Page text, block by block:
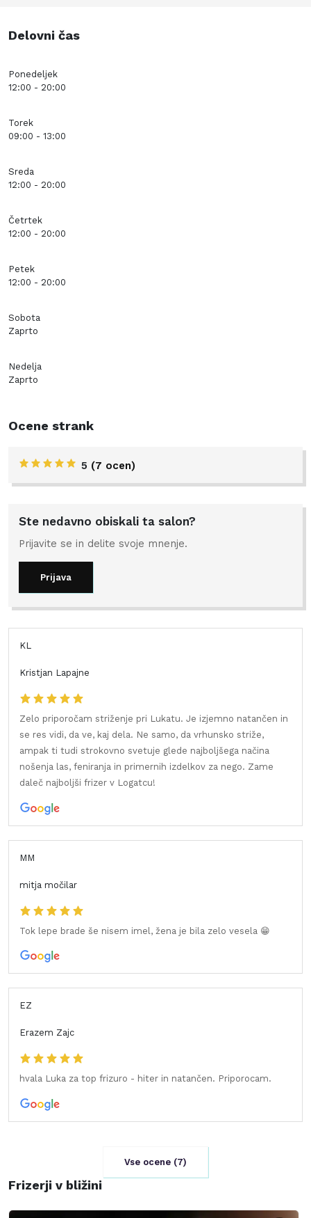
Delovni čas
Ponedeljek
12:00 - 20:00
Torek
09:00 - 13:00
Sreda
12:00 - 20:00
Četrtek
12:00 - 20:00
Petek
12:00 - 20:00
Sobota
Zaprto
Nedelja
Zaprto
Ocene strank
5 (7 ocen)
Ste nedavno obiskali ta salon?
Prijavite se in delite svoje mnenje.
Prijava
KL
Kristjan Lapajne
Zelo priporočam striženje pri Lukatu. Je izjemno natančen in
se res vidi, da ve, kaj dela. Ne samo, da vrhunsko striže,
ampak ti tudi strokovno svetuje glede najboljšega načina
nošenja las, feniranja in primernih izdelkov za nego. Zame
daleč najboljši frizer v Logatcu!
MM
mitja močilar
Tok lepe brade še nisem imel, žena je bila zelo vesela 😁
EZ
Erazem Zajc
hvala Luka za top frizuro - hiter in natančen. Priporocam.
Vse ocene (7)
Frizerji v bližini